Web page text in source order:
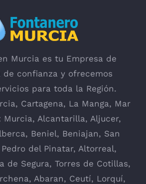
Murcia es tu Empresa de
confianza y ofrecemos
para toda la Región.
, Cartagena, La Manga, Mar
Murcia, Alcantarilla, Aljucer,
, Beniel, Beniajan, San
Pedro del Pinatar, Altorreal,
de Segura, Torres de Cotillas,
, Abaran, Ceutí, Lorquí,